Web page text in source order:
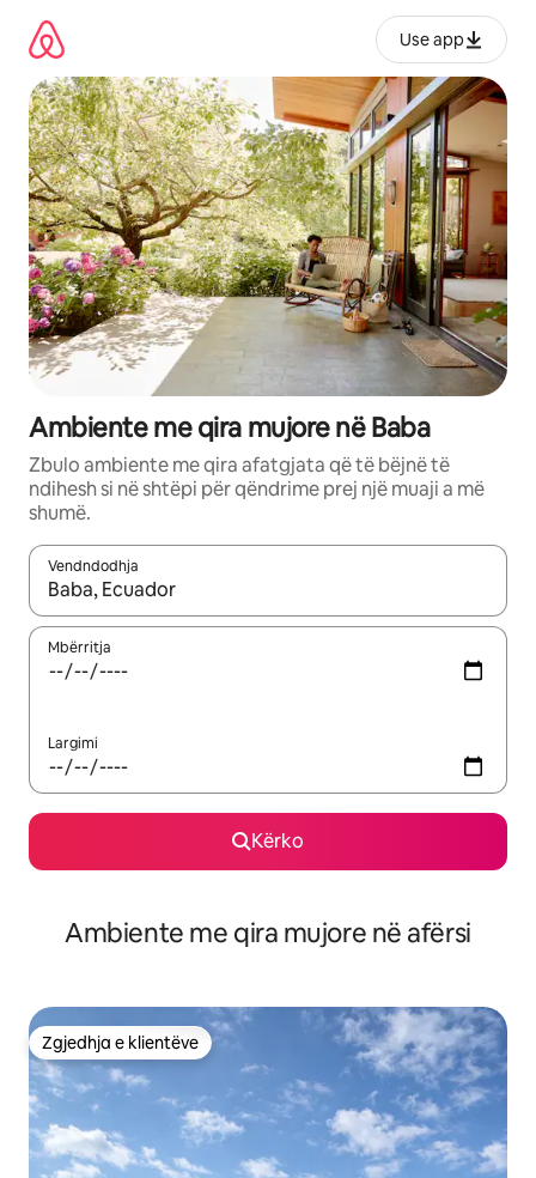
përmbajtja
Use app
Ambiente me qira mujore në Baba
Zbulo ambiente me qira afatgjata që të bëjnë të
ndihesh si në shtëpi për qëndrime prej një muaji a më
shumë.
Vendndodhja
Kur rezultatet të jenë të disponueshme, lëviz me butonat e
Mbërritja
Largimi
Kërko
Ambiente me qira mujore në afërsi
Zgjedhja e klientëve
Zgjedhja e klientëve